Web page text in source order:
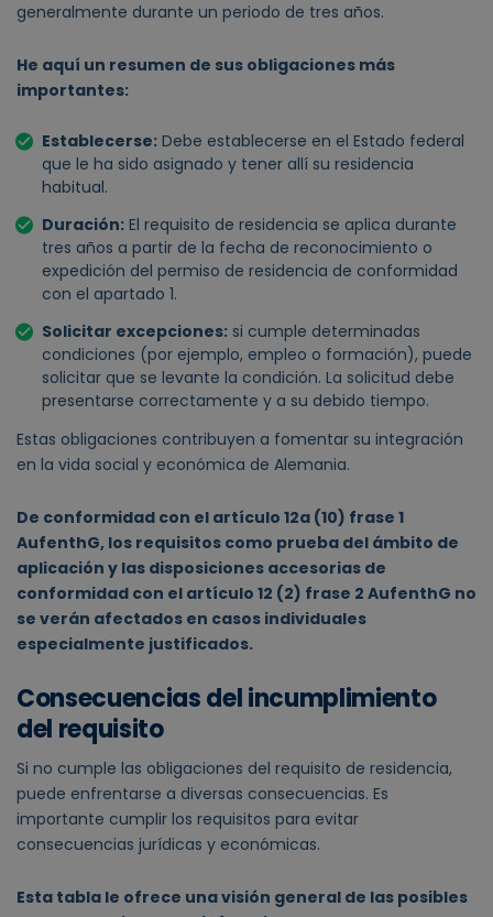
generalmente durante un periodo de tres años.
He aquí un resumen de sus obligaciones más
importantes:
Establecerse: Debe establecerse en el Estado federal
que le ha sido asignado y tener allí su residencia
habitual.
Duración: El requisito de residencia se aplica durante
tres años a partir de la fecha de reconocimiento o
expedición del permiso de residencia de conformidad
con el apartado 1.
Solicitar excepciones: si cumple determinadas
condiciones (por ejemplo, empleo o formación), puede
solicitar que se levante la condición. La solicitud debe
presentarse correctamente y a su debido tiempo.
Estas obligaciones contribuyen a fomentar su integración
en la vida social y económica de Alemania.
De conformidad con el artículo 12a (10) frase 1
AufenthG, los requisitos como prueba del ámbito de
aplicación y las disposiciones accesorias de
conformidad con el artículo 12 (2) frase 2 AufenthG no
se verán afectados en casos individuales
especialmente justificados.
Consecuencias del incumplimiento
del requisito
Si no cumple las obligaciones del requisito de residencia,
puede enfrentarse a diversas consecuencias. Es
importante cumplir los requisitos para evitar
consecuencias jurídicas y económicas.
Esta tabla le ofrece una visión general de las posibles